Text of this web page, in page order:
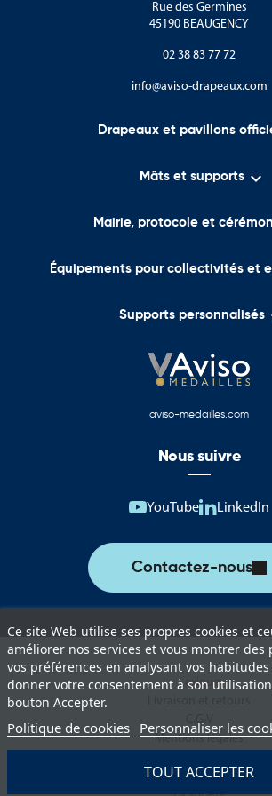
Les produits de cette catégorie permettent
L'Oriflamme Croix de Lorraine
Ces supports sont régulièrement utilisés lors :
Des hommages aux résistants
Ils contribuent à rappeler le rôle historique de
transmettre cette mémoire aux générations
La catégorie comprend également des
permettent de rappeler une page importante
Moselle et des populations déplacées au
Ces produits sont particulièrement utilisés
Des cérémonies commémoratives locales
Des rassemblements mémoriels
Des événements historiques
Des manifestations associatives
Des hommages régionaux
Rue des Germines
45190 BEAUGENCY
02 38 83 77 72
info@aviso-drapeaux.com
Drapeaux et pavillons
Mâts et supports 
Mairie, protocole et
Équipements pour collectivités et
Supports personnalisés
Ce site Web utilise ses propres cookies et
améliorer nos services et vous montrer des
vos préférences en analysant vos
donner votre consentement à son
bouton Accepter.
Politique de cookies Personnaliser les
TOUT ACCEPTER
aviso-medailles.com
Nous suivre
YouTube LinkedIn
Contactez-nous
Lexique
Mentions légales
Paiement sécurisé